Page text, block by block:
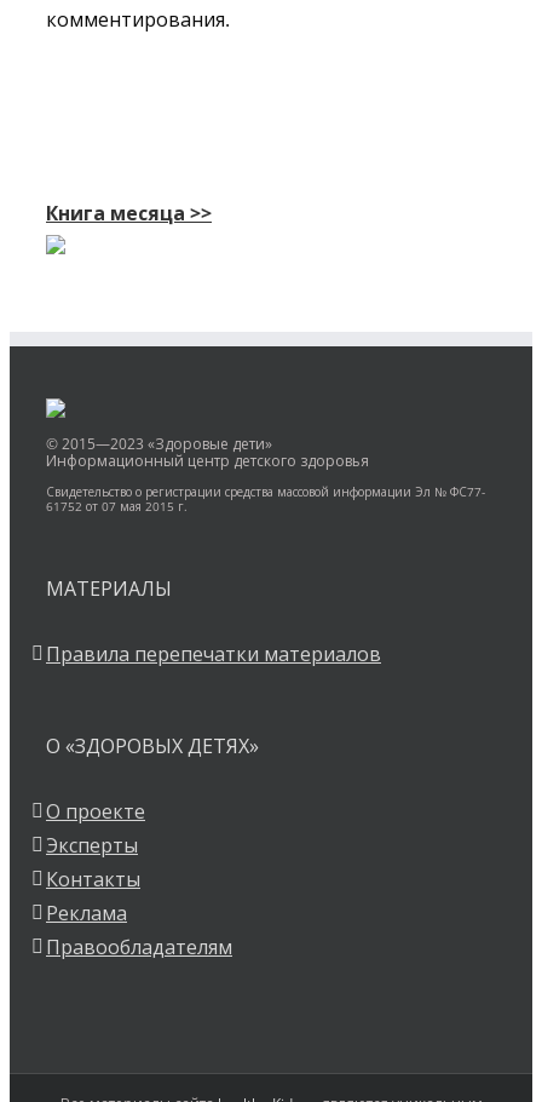
комментирования.
Книга месяца >>
© 2015—2023 «Здоровые дети»
Информационный центр детского здоровья
Свидетельство о регистрации средства массовой информации Эл № ФС77-
61752 от 07 мая 2015 г.
МАТЕРИАЛЫ
Правила перепечатки материалов
О «ЗДОРОВЫХ ДЕТЯХ»
О проекте
Эксперты
Контакты
Реклама
Правообладателям